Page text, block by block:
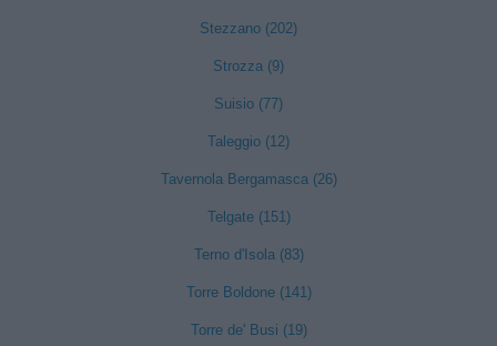
Stezzano (202)
Strozza (9)
Suisio (77)
Taleggio (12)
Tavernola Bergamasca (26)
Telgate (151)
Terno d'Isola (83)
Torre Boldone (141)
Torre de' Busi (19)